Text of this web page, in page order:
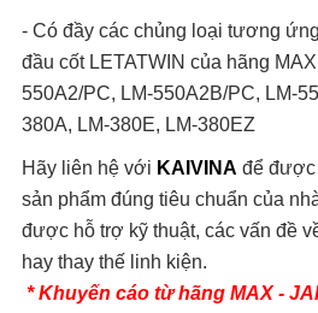
- Có đầy các chủng loại tương
đầu cốt LETATWIN của hãng
550A2/PC, LM-550A2B/PC, LM-
380A, LM-380E, LM-380EZ
Hãy liên hệ với KAIVINA để
sản phẩm đúng tiêu chuẩn của
được hỗ trợ kỹ thuật, các vấn đề
hay thay thế linh kiện.
* Khuyến cáo từ hãng MAX -